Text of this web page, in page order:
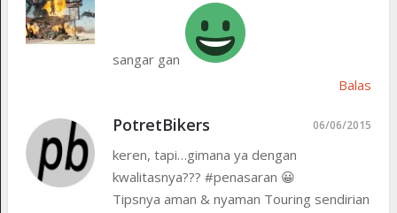
sangar gan
Balas
PotretBikers 06/06/2015
keren, tapi…gimana ya dengan
kwalitasnya??? #penasaran 😀
Tipsnya aman & nyaman Touring sendirian